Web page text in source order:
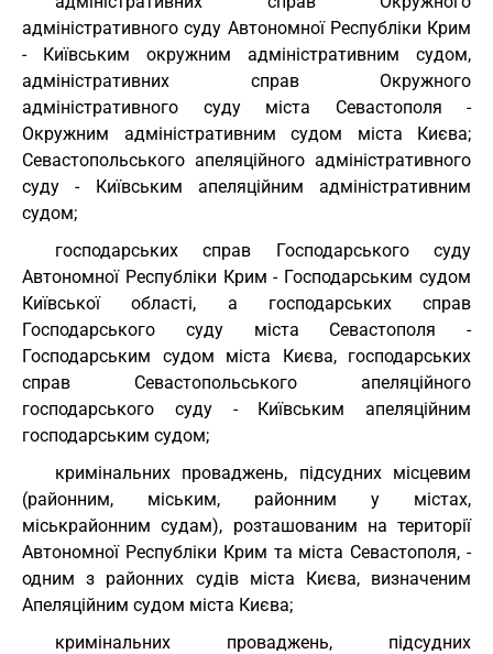
адміністративного суду Автономної Республіки Крим
- Київським окружним адміністративним судом,
адміністративних справ Окружного
адміністративного суду міста Севастополя -
Окружним адміністративним судом міста Києва;
Севастопольського апеляційного адміністративного
суду - Київським апеляційним адміністративним
судом;
господарських справ Господарського суду
Автономної Республіки Крим - Господарським судом
Київської області, а господарських справ
Господарського суду міста Севастополя -
Господарським судом міста Києва, господарських
справ Севастопольського апеляційного
господарського суду - Київським апеляційним
господарським судом;
кримінальних проваджень, підсудних місцевим
(районним, міським, районним у містах,
міськрайонним судам), розташованим на території
Автономної Республіки Крим та міста Севастополя, -
одним з районних судів міста Києва, визначеним
Апеляційним судом міста Києва;
кримінальних проваджень, підсудних